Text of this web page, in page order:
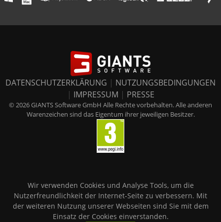
DATENSCHUTZERKLÄRUNG | NUTZUNGSBEDINGUNGEN
| IMPRESSUM | PRESSE
© 2026 GIANTS Software GmbH Alle Rechte vorbehalten. Alle anderen
Warenzeichen sind das Eigentum ihrer jeweiligen Besitzer.
Wir verwenden Cookies und Analyse Tools, um die
Nutzerfreundlichkeit der Internet-Seite zu verbessern. Mit
der weiteren Nutzung unserer Webseiten sind Sie mit dem
Einsatz der Cookies einverstanden.